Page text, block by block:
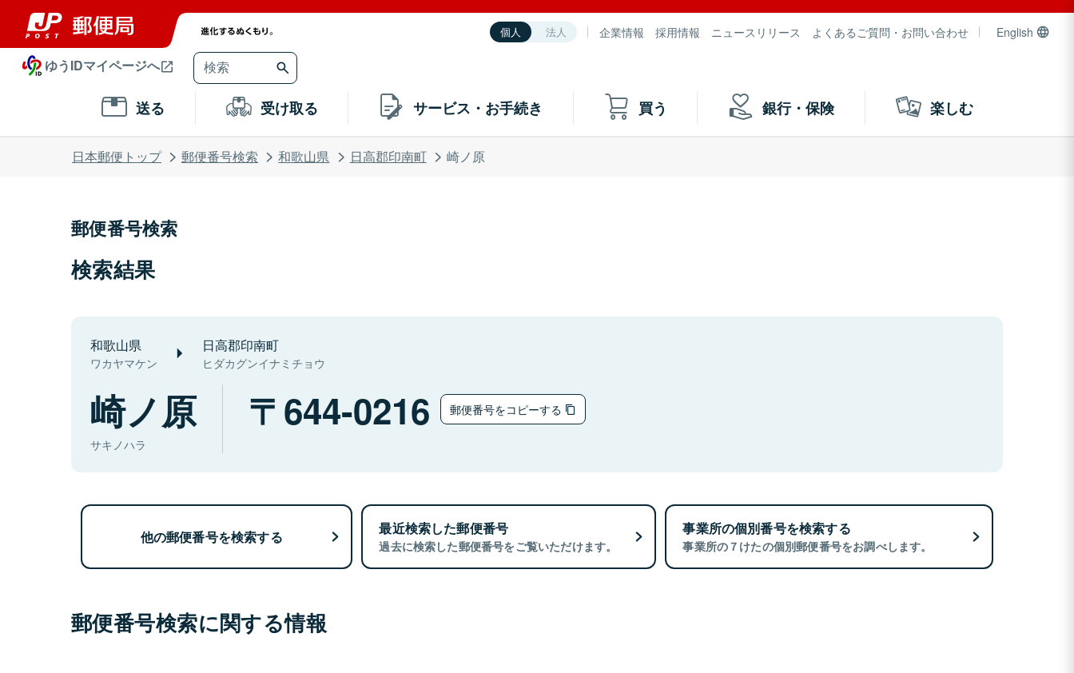
個人 法人 企業情報 採用情報 ニュースリリース よくあるご質問・お問い合わせ English
ゆうIDマイページへ
送る 受け取る サービス・お手続き 買う 銀行・保険 楽しむ
日本郵便トップ 郵便番号検索 和歌山県 日高郡印南町 崎ノ原
郵便番号検索
検索結果
和歌山県
ワカヤマケン
日高郡印南町
ヒダカグンイナミチョウ
崎ノ原
サキノハラ
644-0216 郵便番号をコピーする
他の郵便番号を検索する 最近検索した郵便番号
過去に検索した郵便番号をご覧いただけます。
事業所の個別番号を検索する
事業所の７けたの個別郵便番号をお調べします。
郵便番号検索に関する情報